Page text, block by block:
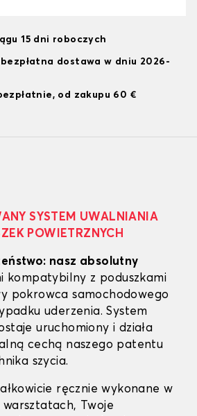
15 dni roboczych
dostawa w dniu 2026-
od zakupu 60 €
SYSTEM UWALNIANIA
POWIETRZNYCH
nasz absolutny
kompatybilny z poduszkami
pokrowca samochodowego
uderzenia. System
uruchomiony i działa
cechą naszego patentu
szycia.
ręcznie wykonane w
warsztatach, Twoje